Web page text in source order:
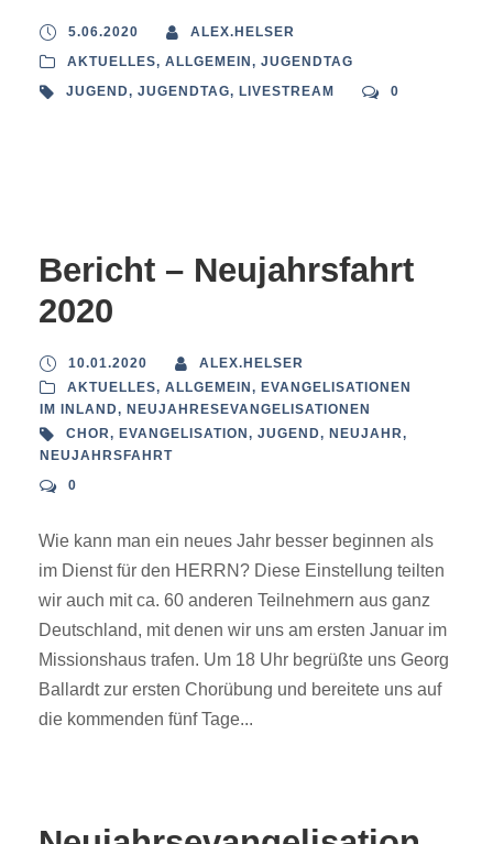
5.06.2020
ALEX.HELSER
AKTUELLES, ALLGEMEIN , JUGENDTAG
JUGEND, JUGENDTAG, LIVESTREAM 0
Bericht – Neujahrsfahrt
2020
10.01.2020
ALEX.HELSER
AKTUELLES, ALLGEMEIN , EVANGELISATIONEN
IM INLAND, NEUJAHRESEVANGELISATIONEN
CHOR, EVANGELISATION , JUGEND, NEUJAHR,
NEUJAHRSFAHRT
0
Wie kann man ein neues Jahr besser beginnen als
im Dienst für den HERRN? Diese Einstellung teilten
wir auch mit ca. 60 anderen Teilnehmern aus ganz
Deutschland, mit denen wir uns am ersten Januar im
Missionshaus trafen. Um 18 Uhr begrüßte uns Georg
Ballardt zur ersten Chorübung und bereitete uns auf
die kommenden fünf Tage...